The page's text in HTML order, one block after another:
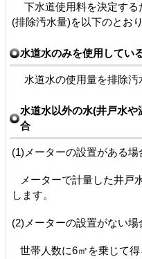
下水道使用料を決定す
(排除汚水量)を以下のとお
水道水のみを使用してい
水道水の使用量を排除汚
水道水以外の水(井戸水
合
(1)メーターの設置がある場
メーターで計量した井戸
します。
(2)メーターの設置がない場
世帯人数に6㎥を乗じて